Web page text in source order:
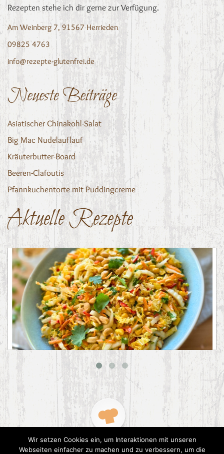
Rezepten stehe ich dir gerne zur Verfügung.
Am Weinberg 7, 91567 Herrieden
09825 4763
info@rezepte-glutenfrei.de
Neueste Beiträge
Asiatischer Chinakohl-Salat
Big Mac Nudelauflauf
Kräuterbutter-Board
Beeren-Clafoutis
Pfannkuchentorte mit Puddingcreme
Aktuelle Rezepte
Asiatischer Chinakohl-Salat
Wir setzen Cookies ein, um Interaktionen mit unseren
Webseiten einfacher zu machen und zu verbessern, um die